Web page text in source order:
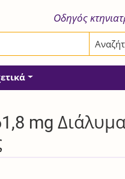
Οδηγός
mg